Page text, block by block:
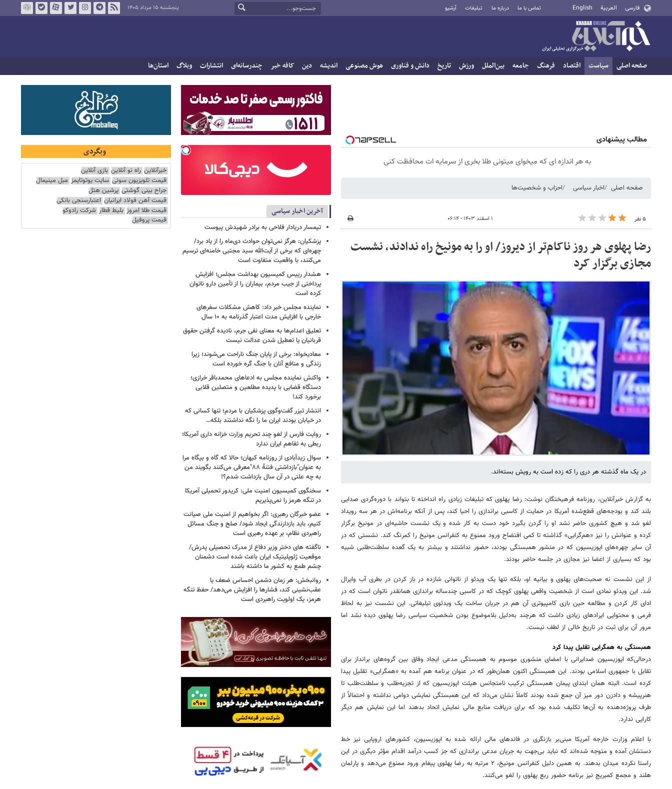
فارسی العربية English تماس با ما درباره ما تبلیغات آرشیو پنجشنبه ۱۵ مرداد ۱۴۰۵
صفحه اصلی سیاست اقتصاد فرهنگ جامعه بین‌الملل ورزش تاریخ دانش و فناوری هوش مصنوعی اندیشه دین کافه خبر چندرسانه‌ای انتشارات وبلاگ استان‌ها
مطالب پیشنهادی
به هر اندازه ای که میخوای میتونی طلا بخری از سرمایه ات محافظت کنی
صفحه اصلی اخبار سیاسی احزاب و شخصیت‌ها
۵ نفر ۱ اسفند ۱۴۰۳ - ۰۶:۱۴
رضا پهلوی هر روز ناکام‌تر از دیروز/ او را به مونیخ راه ندادند، نشست
مجازی برگزار کرد
در یک ‌ماه گذشته هر دری را که ‌زده است به رویش بسته‌اند.
به گزارش خبرآنلاین، روزنامه فرهیختگان نوشت: رضا پهلوی که تبلیغات زیادی راه انداخته تا بتواند با دوره‌گردی صدایی
بلند کند و بودجه‌های قطع‌شده آمریکا در حمایت از کاسبی براندازی را احیا کند، پس از آنکه برنامه‌اش در هر سه رویداد
لغو شد و هیچ کشوری حاضر نشد او را گردن بگیرد خود دست به کار شده و یک نشست حاشیه‌ای در مونیخ برگزار
کرده و عنوانش را نیز «هم‌گرایی» گذاشته تا کمی افتضاح ورود ممنوع به کنفرانس مونیخ را کمرنگ کند. نشستی که در
آن سایر چهره‌های اپوزیسیون که در منشور همبستگی بودند، حضور نداشتند و بیشتر به یک گعده سلطنت‌طلبی شبیه
بود که بسیاری از اعضا نیز مجازی در جلسه حاضر بودند.
از این نشست نه صحبت‌های پهلوی و بیانیه او، بلکه تنها یک ویدئو از ناتوانی شازده در باز کردن در بطری آب وایرال
شد. این ویدئو نمادی است از شخصیت واقعی پهلوی کوچک که در کاسبی چندساله براندازی همانقدر ناتوان است که در
ادای کار کردن و مطالعه حین بازی کامپیوتری آن هم در جریان ساخت یک ویدئوی تبلیغاتی. این نشست نیز به لحاظ
فرمی و محتوایی ایرادهای زیادی داشت که هرچند به‌دلیل بلاموضوع بودن شخصیت سیاسی رضا پهلوی دیده نشد اما
مرور آن برای ثبت در تاریخ خالی از لطف نیست.
همبستگی به همگرایی تقلیل پیدا کرد
درحالی‌که اپوزیسیون ضدایرانی با امضای منشوری موسوم به همبستگی مدعی ایجاد وفاق بین گروه‌های برانداز برای
تقابل با جمهوری اسلامی بودند. این همبستگی اکنون همان‌طور که در عنوان برنامه هم آمده به «همگرایی» تقلیل پیدا
کرده است. البته همان ابتدای پیمان همبستگی ترکیب نامتجانس هیئت اپوزیسیون که از تجزیه‌طلب و سلطنت‌طلب تا
هنرپیشه و دادزن دور میز آن جمع شده بودند کاملاً نشان می‌داد که این همبستگی نمایشی دوامی نداشته و احتمالاً از
طرف پروژه‌دهنده به آن‌ها تکلیف شده بود که برای دریافت منابع مالی نمایش اتحاد بدهند اما این نمایش هم دیگر
کارایی ندارد.
با اعلام وزارت‌ خارجه آمریکا مبنی‌بر بازنگری در فاندهای مالی ارائه شده به اپوزیسیون، کشورهای اروپایی نیز خط
دستشان آمده و متوجه شده‌اند که نباید بی‌جهت به جریان مدعی براندازی که جز کسب درآمد اقدام مؤثر دیگری در این
راستا نکرده میدان بدهند. به همین دلیل کنفرانس مونیخ، ۲ مرتبه به رضا پهلوی پیغام ورود ممنوع می‌دهد و پارلمان
هلند و مجمع کمبریج نیز برنامه حضور ربع پهلوی را لغو می‌کنند.
آخرین اخبار سیاسی
تیمسار دریادار فلاحی به برادر شهیدش پیوست
پزشکیان: هرگز نمی‌توان حوادث دی‌ماه را از یاد برد/
چهره‌ای که برخی از آیت‌الله سید مجتبی خامنه‌ای ترسیم
می‌کنند، با واقعیت متفاوت است
هشدار رییس کمیسیون بهداشت مجلس؛ افزایش
پرداختی از جیب مردم، بیماران را از تأمین دارو ناتوان
کرده است
نماینده مجلس خبر داد: کاهش مشکلات سفرهای
خارجی با افزایش مدت اعتبار گذرنامه به ۱۰ سال
تعلیق اعدام‌ها به معنای نفی جرم، نادیده گرفتن حقوق
قربانیان یا تعطیل شدن عدالت نیست
معادیخواه: برخی از پایان جنگ ناراحت می‌شوند؛ زیرا
زندگی و منافع آنان با جنگ گره خورده است
واکنش نماینده مجلس به ادعاهای محمدباقر خرازی؛
دستگاه قضایی با پدیده مطلعین و متصلین قلابی
برخورد کند!
انتشار تیزر گفت‌وگوی پزشکیان با مردم؛ تنها کسانی که
در خیابان بودند ایران ما را نگه نداشتند بلکه…
روایت فارس از لغو چند تحریم وزارت خزانه داری آمریکا؛
ربطی به تفاهم ایران ندارد
سوال زیدآبادی از روزنامه کیهان؛ حالا که گاه و بیگاه مرا
به عنوان"بازداشتی فتنهٔ ۸۸"معرفی می‌کنند بگویند من
به چه علتی در آن سال بازداشت شدم؟!
سخنگوی کمیسیون امنیت ملی: کریدور تحمیلی آمریکا
در تنگه هرمز را نمی‌پذیریم
عضو خبرگان رهبری: اگر بخواهیم از امنیت ملی صیانت
کنیم، باید بازدارندگی ایجاد شود/ صلح و جنگ مسائل
راهبردی نظام، بر عهده رهبری است
ناگفته های دختر وزیر دفاع از مدرک تحصیلی پدرش/
موقعیت ژئوپلیتیک ایران باعث شده است دشمنان
چشم طمع به کشور ما داشته باشند
روانبخش: هر زمان دشمن احساس ضعف یا
عقب‌نشینی کند، فشارها را افزایش می‌دهد/ حفظ تنگه
هرمز، یک اولویت راهبردی است
وبگردی
خبرآنلاین راه نو آنلاین بازی آنلاین
قیمت تلویزیون سونی سایت یوتوتایمز مبل مینیمال
جراح بینی گوشتی پرشین هتل
قیمت آهن فولاد ایرانیان اعتبارسنجی بانکی
قیمت طلا امروز بلیط قطار شرکت رادوکو
قیمت پروفیل